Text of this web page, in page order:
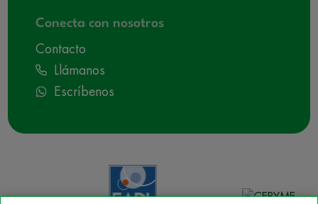
Conecta con nosotros
Contacto
Llámanos
Escríbenos